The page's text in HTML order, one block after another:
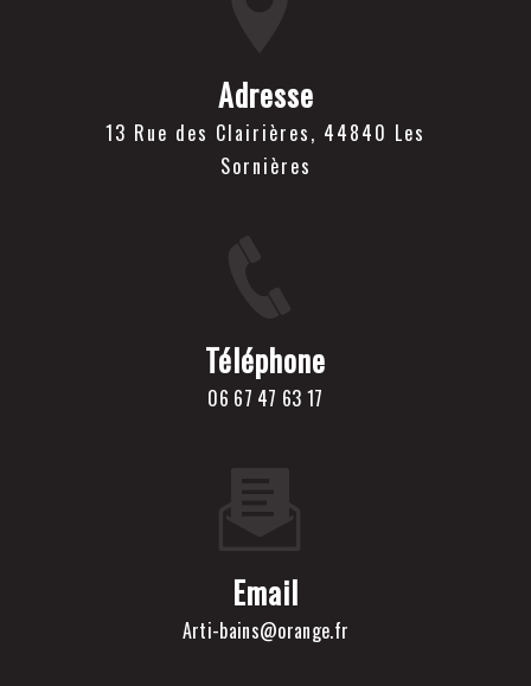
Adresse
13 Rue des Clairières, 44840 Les
Sornières
Téléphone
06 67 47 63 17
Email
arti-bains@orange.fr